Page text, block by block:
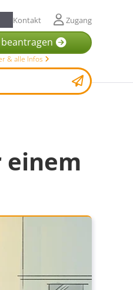
Kontakt Zugang
& alle Infos
einem